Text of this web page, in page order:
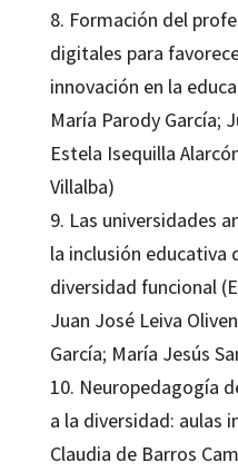
8. Formación del
digitales para
innovación en la
María Parody García;
Estela Isequilla
Villalba)
9. Las universidades
la inclusión educativa
diversidad funcional
Juan José Leiva
García; María Jesús
10. Neuropedagogía
a la diversidad: aulas
Claudia de Barros